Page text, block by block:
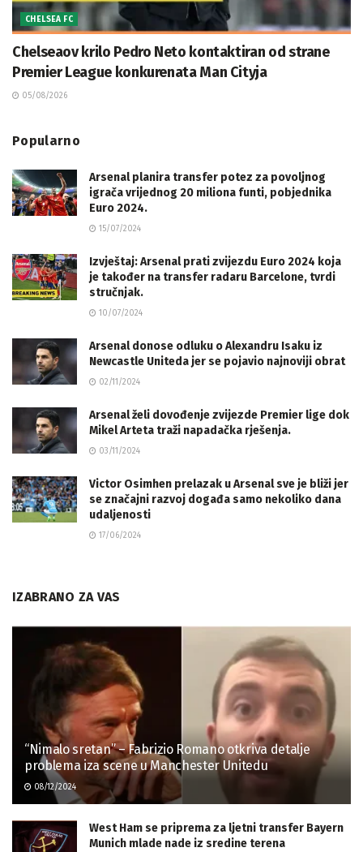
CHELSEA FC
Chelseaov krilo Pedro Neto kontaktiran od strane
Premier League konkurenata Man Cityja
05/08/2026
Popularno
Arsenal planira transfer potez za povoljnog
igrača vrijednog 20 miliona funti, pobjednika
Euro 2024.
15/07/2024
Izvještaj: Arsenal prati zvijezdu Euro 2024 koja
je također na transfer radaru Barcelone, tvrdi
stručnjak.
10/07/2024
Arsenal donose odluku o Alexandru Isaku iz
Newcastle Uniteda jer se pojavio najnoviji obrat
02/11/2024
Arsenal želi dovođenje zvijezde Premier lige dok
Mikel Arteta traži napadačka rješenja.
03/11/2024
Victor Osimhen prelazak u Arsenal sve je bliži jer
se značajni razvoj događa samo nekoliko dana
udaljenosti
17/06/2024
IZABRANO ZA VAS
“Nimalo sretan” – Fabrizio Romano otkriva detalje
problema iza scene u Manchester Unitedu
08/12/2024
West Ham se priprema za ljetni transfer Bayern
Munich mlade nade iz sredine terena